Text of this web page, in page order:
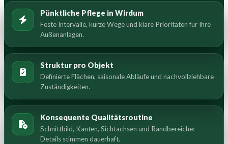
Pünktliche Pflege in Wirdum
Feste Intervalle, kurze Wege und klare Prioritäten für Ihre
Außenanlagen.
Struktur pro Objekt
Definierte Flächen, saisonale Abläufe und nachvollziehbare
Zuständigkeiten.
Konsequente Qualitätsroutine
Schnittbild, Kanten, Sichtachsen und Randbereiche:
Details stimmen dauerhaft.